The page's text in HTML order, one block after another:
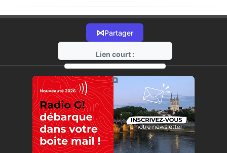
⋈Partager
Lien court :
https://radio-g.fr?22124
⧉